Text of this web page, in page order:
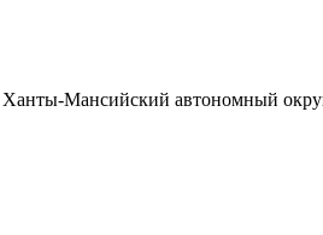
Мансийский автономный